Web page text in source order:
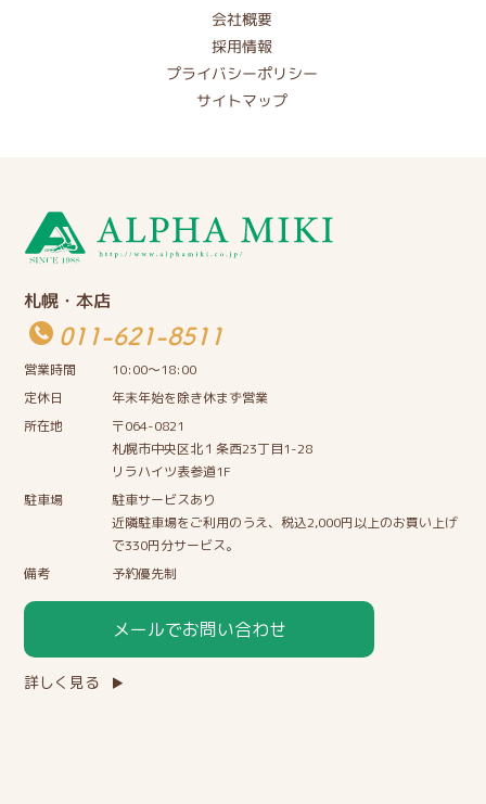
会社概要
採用情報
プライバシーポリシー
サイトマップ
札幌・本店
011-621-8511
営業時間
10:00〜18:00
定休日
年末年始を除き休まず営業
所在地
〒064-0821
札幌市中央区北１条西23丁目1-28
リラハイツ表参道1F
駐車場
駐車サービスあり
近隣駐車場をご利用のうえ、税込2,000円以上のお買い上げ
で330円分サービス。
備考
予約優先制
メールでお問い合わせ
詳しく見る